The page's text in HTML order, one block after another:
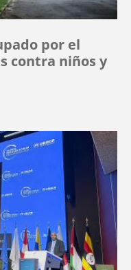
por el
contra niños y